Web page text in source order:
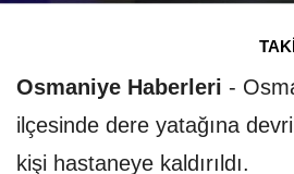
Osmaniye Haberleri -
ilçesinde dere yatağına
kişi hastaneye kaldırıldı.